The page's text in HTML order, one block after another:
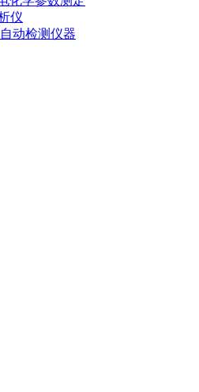
仪
动检测仪器